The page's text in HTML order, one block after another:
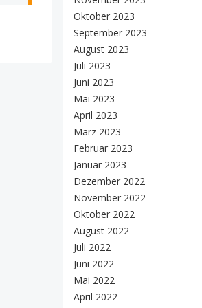
Oktober 2023
September 2023
August 2023
Juli 2023
Juni 2023
Mai 2023
April 2023
März 2023
Februar 2023
Januar 2023
Dezember 2022
November 2022
Oktober 2022
August 2022
Juli 2022
Juni 2022
Mai 2022
April 2022